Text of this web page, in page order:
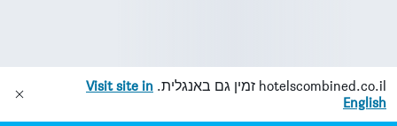
hotelscombined.co.il זמין גם באנגלית. Visit site in
English